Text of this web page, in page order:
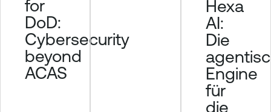
for
DoD:
Cybersecurity
beyond
ACAS
Hexa
AI:
Die
Engine
für
die